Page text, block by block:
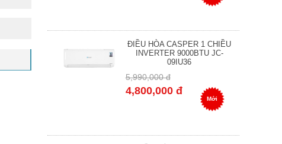
ĐIỀU HÒA CASPER 1 CHIỀU
INVERTER 9000BTU JC-
09IU36
5,990,000 đ
4,800,000 đ
Mới